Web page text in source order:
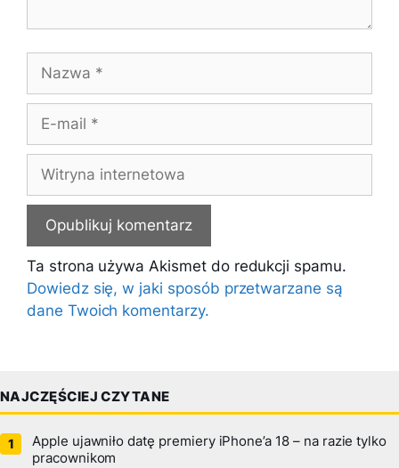
mail
internetowa
Ta strona używa Akismet do redukcji spamu.
Dowiedz się, w jaki sposób przetwarzane są
dane Twoich komentarzy.
NAJCZĘŚCIEJ CZYTANE
Apple ujawniło datę premiery iPhone’a 18 – na razie tylko
pracownikom